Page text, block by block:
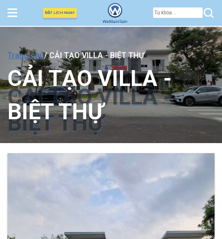
ĐẶT LỊCH NGAY
Trang chủ/ CẢI TẠO VILLA - BIỆT THỰ
CẢI TẠO VILLA -
BIỆT THỰ
CẢI TẠO VILLA -
BIỆT THỰ